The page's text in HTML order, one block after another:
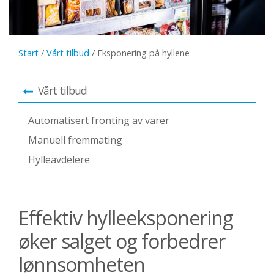
Start / Vårt tilbud / Eksponering på hyllene
Vårt tilbud
Automatisert fronting av varer
Manuell fremmating
Hylleavdelere
Effektiv hylleeksponering
øker salget og forbedrer
lønnsomheten